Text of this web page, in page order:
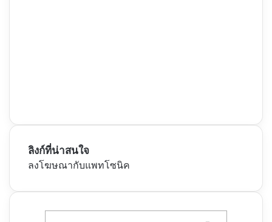
ลิงก์ที่น่าสนใจ
ลงโฆษณากับแพทโซนิค